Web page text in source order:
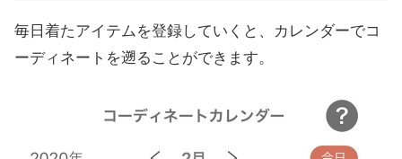
毎日着たアイテムを登録していくと、カレンダーでコ
ーディネートを遡ることができます。